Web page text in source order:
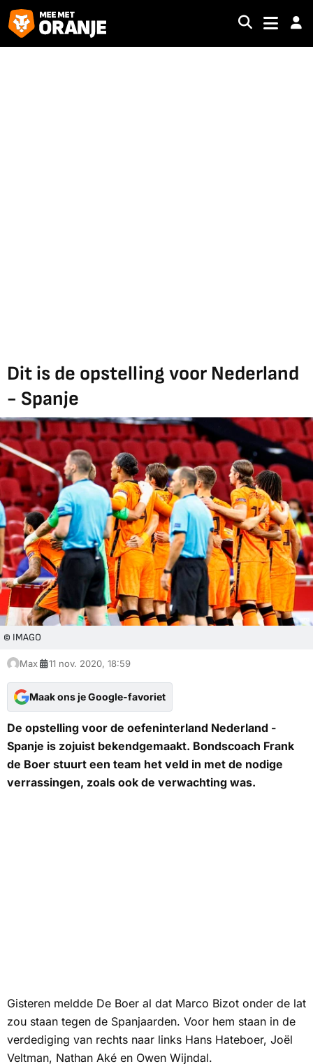
Dit is de opstelling voor Nederland
- Spanje
© IMAGO
Max 11 nov. 2020, 18:59
Maak ons je Google-favoriet
De opstelling voor de oefeninterland Nederland -
Spanje is zojuist bekendgemaakt. Bondscoach Frank
de Boer stuurt een team het veld in met de nodige
verrassingen, zoals ook de verwachting was.
Gisteren meldde De Boer al dat Marco Bizot onder de lat
zou staan tegen de Spanjaarden. Voor hem staan in de
verdediging van rechts naar links Hans Hateboer, Joël
Veltman, Nathan Aké en Owen Wijndal.